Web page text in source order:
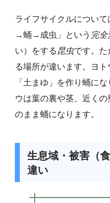
ライフサイクルについ
→蛹→成虫」という 完全
い）をする 昆虫です。た
る場所が違います。ヨ
「土まゆ」を作り蛹に
ウは葉の裏や茎、近く
のまま蛹になります。
生息域・被害（
違い